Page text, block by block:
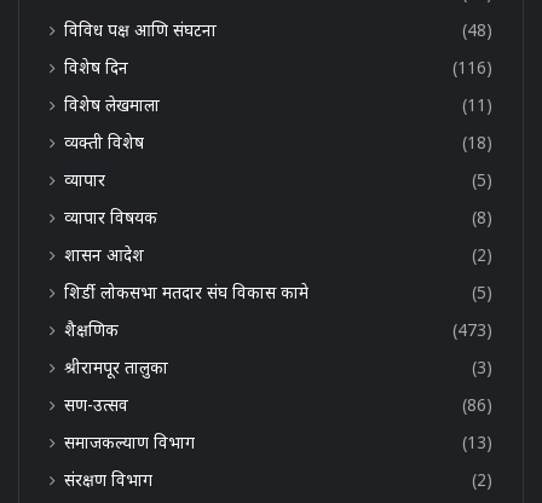
विविध पक्ष आणि संघटना
(48)
विशेष दिन
(116)
विशेष लेखमाला
(11)
व्यक्ती विशेष
(18)
व्यापार
(5)
व्यापार विषयक
(8)
शासन आदेश
(2)
शिर्डी लोकसभा मतदार संघ विकास कामे
(5)
शैक्षणिक
(473)
श्रीरामपूर तालुका
(3)
सण-उत्सव
(86)
समाजकल्याण विभाग
(13)
संरक्षण विभाग
(2)